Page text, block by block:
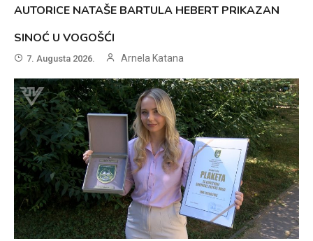
AUTORICE NATAŠE BARTULA HEBERT PRIKAZAN
SINOĆ U VOGOŠĆI
7. Augusta 2026. Arnela Katana